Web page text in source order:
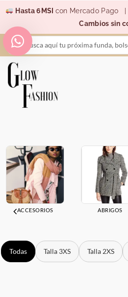
contenido
Hasta 6MSI con Mercado Pago
Cambios sin
Search
...
ACCESORIOS ABRIGOS
Todas Talla 3XS Talla 2XS